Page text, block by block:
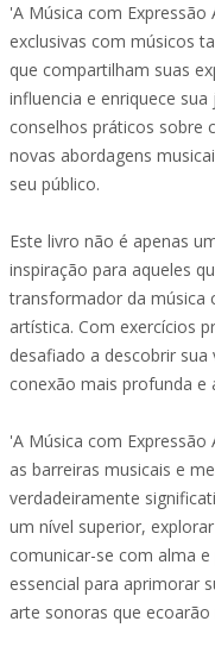
'A Música com
exclusivas com músicos
que compartilham suas
influencia e enriquece
conselhos práticos sobre
novas abordagens
seu público.
Este livro não é apenas
inspiração para aqueles
transformador da música
artística. Com exercícios
desafiado a descobrir
conexão mais profunda e
'A Música com
as barreiras musicais e
verdadeiramente
um nível superior,
comunicar-se com alma
essencial para aprimorar
arte sonoras que